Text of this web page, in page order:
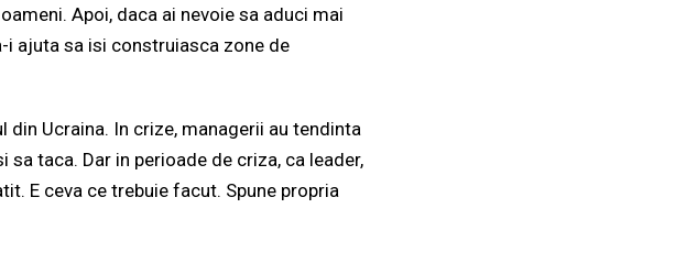
Apoi, daca ai nevoie sa aduci mai
i ajuta sa isi construiasca zone de
Ucraina. In crize, managerii au tendinta
taca. Dar in perioade de criza, ca leader,
E ceva ce trebuie facut. Spune propria